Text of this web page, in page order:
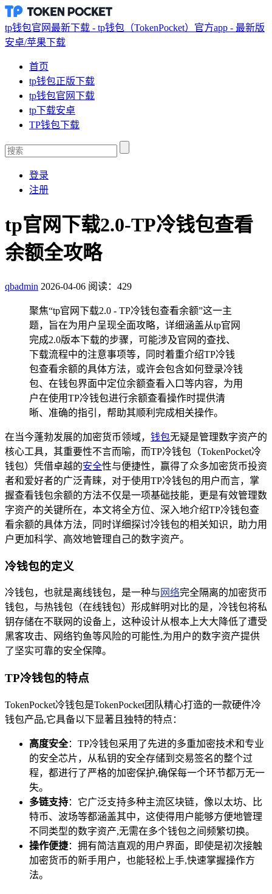
tp钱包官网最新下载 - tp钱包（TokenPocket）官方app - 最新版
安卓/苹果下载
首页
tp钱包正版下载
tp钱包官网下载
tp下载安卓
TP钱包下载
登录
注册
tp官网下载2.0-TP冷钱包查看
余额全攻略
qbadmin 2026-04-06 阅读：429
聚焦“tp官网下载2.0 - TP冷钱包查看余额”这一主
题，旨在为用户呈现全面攻略，详细涵盖从tp官网
完成2.0版本下载的步骤，可能涉及官网的查找、
下载流程中的注意事项等，同时着重介绍TP冷钱
包查看余额的具体方法，或许会包含如何登录冷钱
包、在钱包界面中定位余额查看入口等内容，为用
户在使用TP冷钱包进行余额查看操作时提供清
晰、准确的指引，帮助其顺利完成相关操作。
在当今蓬勃发展的加密货币领域， 钱包无疑是管理数字资产的
核心工具，其重要性不言而喻，而TP冷钱包（TokenPocket冷
钱包）凭借卓越的安全性与便捷性，赢得了众多加密货币投资
者和爱好者的广泛青睐，对于使用TP冷钱包的用户而言，掌
握查看钱包余额的方法不仅是一项基础技能，更是有效管理数
字资产的关键所在，本文将全方位、深入地介绍TP冷钱包查
看余额的具体方法，同时详细探讨冷钱包的相关知识，助力用
户更加科学、高效地管理自己的数字资产。
冷钱包的定义
冷钱包，也就是离线钱包，是一种与 网络完全隔离的加密货币
钱包，与热钱包（在线钱包）形成鲜明对比的是，冷钱包将私
钥存储在不联网的设备上，这种设计从根本上大大降低了遭受
黑客攻击、网络钓鱼等风险的可能性,为用户的数字资产提供
了坚实可靠的安全保障。
TP冷钱包的特点
TokenPocket冷钱包是TokenPocket团队精心打造的一款硬件冷
钱包产品,它具备以下显著且独特的特点：
高度安全：TP冷钱包采用了先进的多重加密技术和专业
的安全芯片，从私钥的安全存储到交易签名的整个过
程，都进行了严格的加密保护,确保每一个环节都万无一
失。
多链支持：它广泛支持多种主流区块链，像以太坊、比
特币、波场等都涵盖其中，这使得用户能够方便地管理
不同类型的数字资产,无需在多个钱包之间频繁切换。
操作便捷：拥有简洁直观的用户界面，即使是初次接触
加密货币的新手用户，也能轻松上手,快速掌握操作方
法。